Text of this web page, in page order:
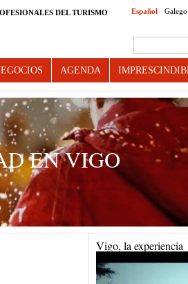
Español Galego
DEL TURISMO
AGENDA
VIGO
Vigo, la experiencia